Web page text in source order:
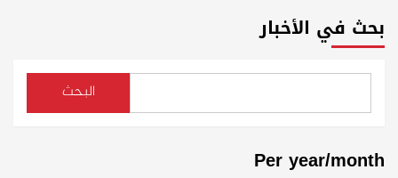
بحث في الأخبار
البحث
Per year/month